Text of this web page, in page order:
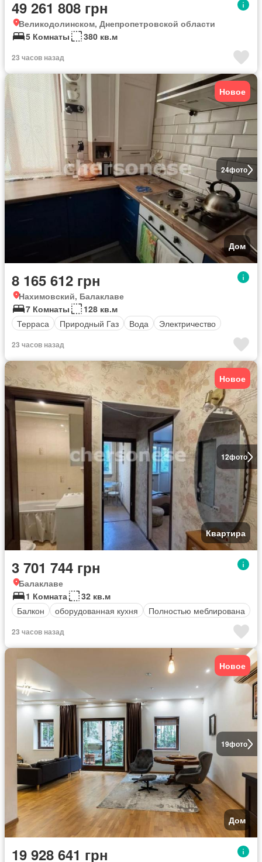
49 261 808 грн
Великодолинском, Днепропетровской области
5 Комнаты
380 кв.м
23 часов назад
24фото
Новое
Дом
8 165 612 грн
Нахимовский, Балаклаве
7 Комнаты
128 кв.м
Терраса
Природный Газ Вода Электричество
23 часов назад
12фото
Новое
Квартира
3 701 744 грн
Балаклаве
1 Комната
32 кв.м
Балкон
оборудованная кухня Полностью меблирована
23 часов назад
19фото
Новое
Дом
19 928 641 грн